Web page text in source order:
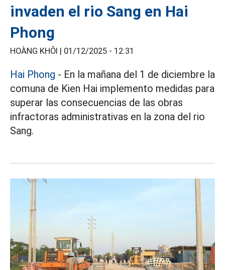
invaden el rio Sang en Hai
Phong
HOÀNG KHÔI | 01/12/2025 - 12:31
Hai Phong - En la mañana del 1 de diciembre la
comuna de Kien Hai implemento medidas para
superar las consecuencias de las obras
infractoras administrativas en la zona del rio
Sang.